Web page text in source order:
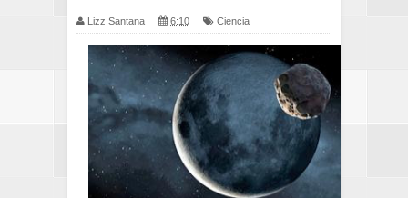
Lizz Santana 6:10 Ciencia